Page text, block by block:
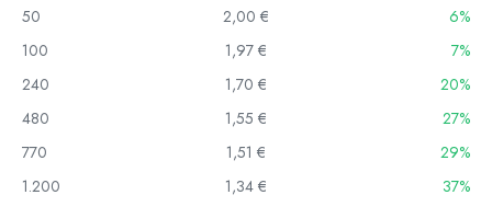
50
2,00 €
6%
100
1,97 €
7%
240
1,70 €
20%
480
1,55 €
27%
770
1,51 €
29%
1.200
1,34 € 37%